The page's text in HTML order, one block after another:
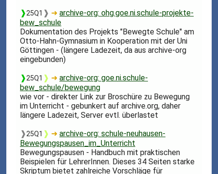
❱25Q1 ❱ ➜archive-org: ohg.goe.ni.schule-projekte-
bew_schule
Dokumentation des Projekts "Bewegte Schule" am
Otto-Hahn-Gymnasium in Kooperation mit der Uni
Göttingen - (längere Ladezeit, da aus archive-org
eingebunden)
❱25Q1 ❱ ➜archive-org: goe.ni.schule-
bew_schule/bewegung
wie vor - direkter Link zur Broschüre zu Bewegung
im Unterricht - gebunkert auf archive.org, daher
längere Ladezeit, Server evtl. überlastet
❱25Q1 ❱ ➜archive-org: schule-neuhausen-
Bewegungspausen_im_Unterricht
Bewegungspausen - Handbuch mit praktischen
Beispielen für LehrerInnen. Dieses 34 Seiten starke
Skriptum bietet zahlreiche Vorschläge für